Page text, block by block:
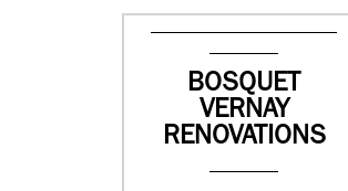
BOSQUET
VERNAY
RENOVATIONS